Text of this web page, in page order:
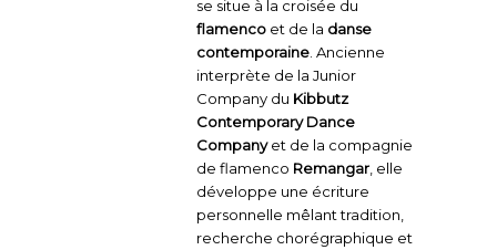
se situe à la croisée du
flamenco et de la danse
contemporaine. Ancienne
interprète de la Junior
Company du Kibbutz
Contemporary Dance
Companyet de la compagnie
de flamenco Remangar, elle
développe une écriture
personnelle mêlant tradition,
recherche chorégraphique et